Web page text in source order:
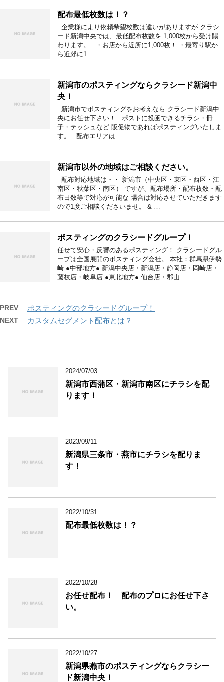
配布最低枚数は！？
企業様により依頼希望枚数は違いがありますが クラシ
ード新潟中央では、最低配布枚数を 1,000枚から受け賜
わります。 ・お店から近所に1,000枚！ ・最寄り駅か
ら近郊に1 …
新潟市のポスティングならクラシード新潟中
央！
新潟市でポスティングをお考えなら クラシード新潟中
央にお任せ下さい！ ポストに投函できるチラシ・冊
子・テッシュなど 販促物であればポスティングいたしま
す。 配布エリアは …
新潟市以外の地域はご相談ください。
配布対応地域は・・ 新潟市（中央区・東区・西区・江
南区・秋葉区・南区） ですが、配布場所・配布枚数・配
布日数等で対応が可能な 場合は対応させていただきます
ので1度ご相談くださいませ。 & …
ポスティングのクラシードグループ！
任せて安心・反響のあるポスティング！ クラシードグル
ープは全国展開のポスティング会社。 本社：群馬県伊勢
崎 ●中部地方● 新潟中央店・新潟店・静岡店・岡崎店・
藤枝店・岐阜店 ●東北地方● 仙台店・郡山 …
PREV ポスティングのクラシードグループ！
NEXT カスタムセグメント配布とは？
2024/07/03
新潟市西蒲区・新潟市南区にチラシを配
ります！
2023/09/11
新潟県三条市・燕市にチラシを配りま
す！
2022/10/31
配布最低枚数は！？
2022/10/28
お任せ配布！ 配布のプロにお任せ下さ
い。
2022/10/27
新潟県燕市のポスティングならクラシー
ド新潟中央！